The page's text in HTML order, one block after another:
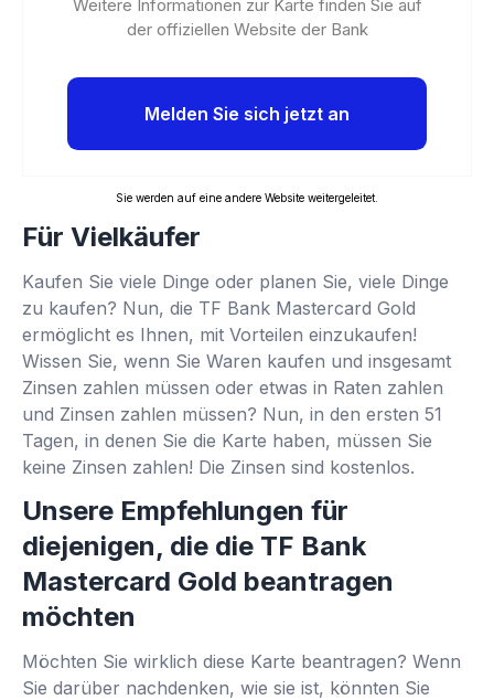
Weitere Informationen zur Karte finden Sie auf
der offiziellen Website der Bank
Melden Sie sich jetzt an
Sie werden auf eine andere Website weitergeleitet.
Für Vielkäufer
Kaufen Sie viele Dinge oder planen Sie, viele Dinge
zu kaufen? Nun, die TF Bank Mastercard Gold
ermöglicht es Ihnen, mit Vorteilen einzukaufen!
Wissen Sie, wenn Sie Waren kaufen und insgesamt
Zinsen zahlen müssen oder etwas in Raten zahlen
und Zinsen zahlen müssen? Nun, in den ersten 51
Tagen, in denen Sie die Karte haben, müssen Sie
keine Zinsen zahlen! Die Zinsen sind kostenlos.
Unsere Empfehlungen für
diejenigen, die die TF Bank
Mastercard Gold beantragen
möchten
Möchten Sie wirklich diese Karte beantragen? Wenn
Sie darüber nachdenken, wie sie ist, könnten Sie